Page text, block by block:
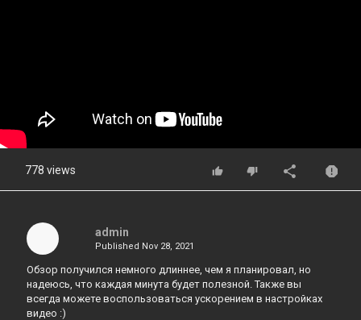
778 views
admin
Published Nov 28, 2021
Обзор получился немного длиннее, чем я планировал, но
надеюсь, что каждая минута будет полезной. Также вы
всегда можете воспользоваться ускорением в настройках
видео :)